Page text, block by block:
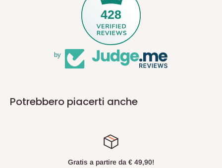
428
by
Potrebbero piacerti anche
Gratis a partire da € 49,90!